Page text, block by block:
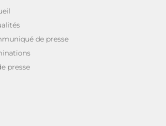
de presse
presse